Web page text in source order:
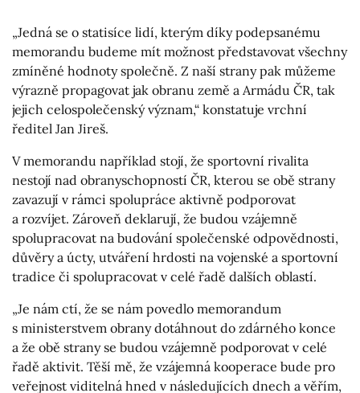
„Jedná se o statisíce lidí, kterým díky podepsanému
memorandu budeme mít možnost představovat všechny
zmíněné hodnoty společně. Z naší strany pak můžeme
výrazně propagovat jak obranu země a Armádu ČR, tak
jejich celospolečenský význam,“ konstatuje vrchní
ředitel Jan Jireš.
V memorandu například stojí, že sportovní rivalita
nestojí nad obranyschopností ČR, kterou se obě strany
zavazují v rámci spolupráce aktivně podporovat
a rozvíjet. Zároveň deklarují, že budou vzájemně
spolupracovat na budování společenské odpovědnosti,
důvěry a úcty, utváření hrdosti na vojenské a sportovní
tradice či spolupracovat v celé řadě dalších oblastí.
„Je nám ctí, že se nám povedlo memorandum
s ministerstvem obrany dotáhnout do zdárného konce
a že obě strany se budou vzájemně podporovat v celé
řadě aktivit. Těší mě, že vzájemná kooperace bude pro
veřejnost viditelná hned v následujících dnech a věřím,